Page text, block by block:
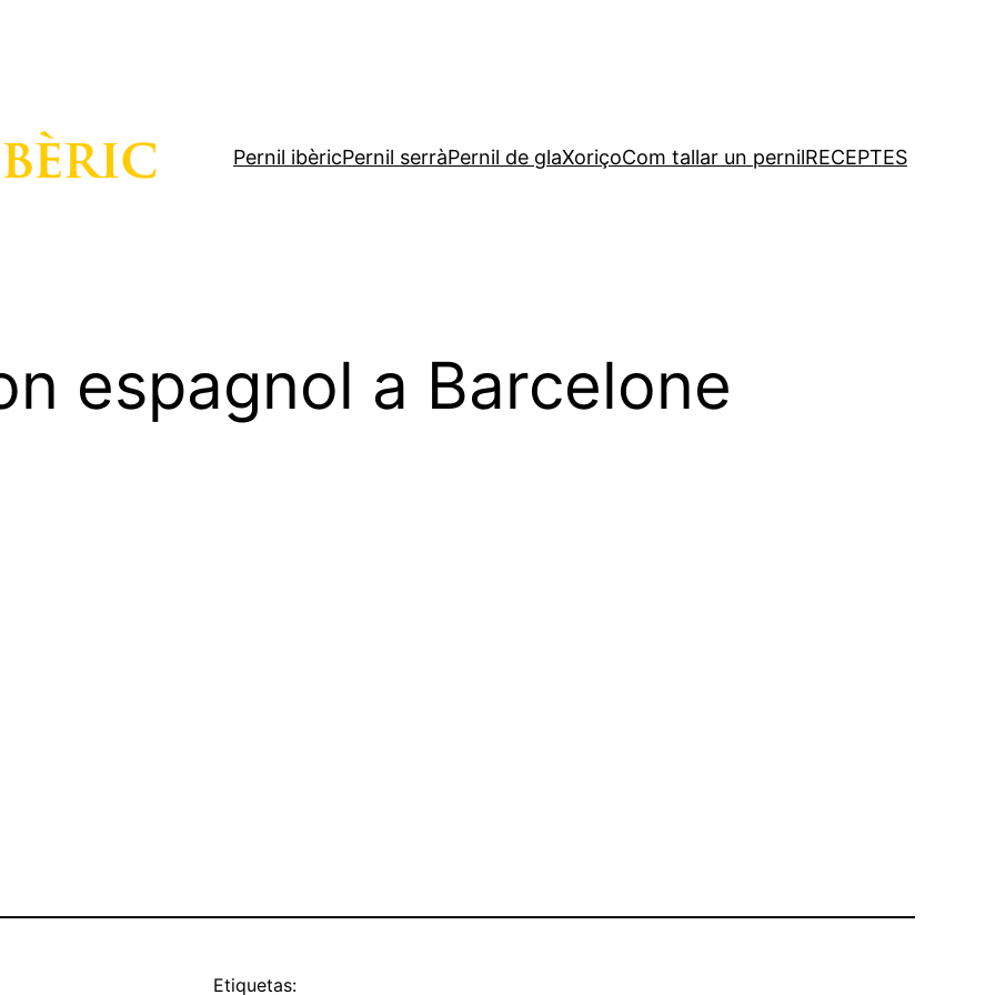
Pernil ibèricPernil serràPernil de glaXoriçoCom tallar un pernilRECEPTES
espagnol a Barcelone
Etiquetas: